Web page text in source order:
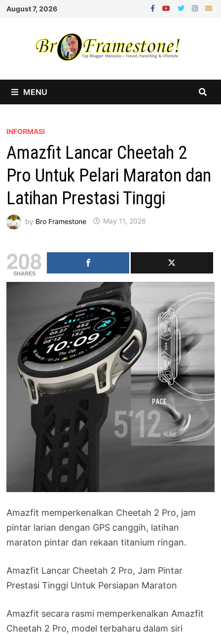
Skip
August 7, 2026
MENU
INFORMASI
Amazfit Lancar Cheetah 2
Pro Untuk Pelari Maraton dan
Latihan Prestasi Tinggi
by Bro Framestone May 11, 2026
208
SHARES
Amazfit memperkenalkan Cheetah 2 Pro, jam
pintar larian dengan GPS canggih, latihan
maraton pintar dan rekaan titanium ringan.
Amazfit Lancar Cheetah 2 Pro, Jam Pintar
Prestasi Tinggi Untuk Persiapan Maraton
Amazfit secara rasmi memperkenalkan Amazfit
Cheetah 2 Pro, model terbaharu dalam siri